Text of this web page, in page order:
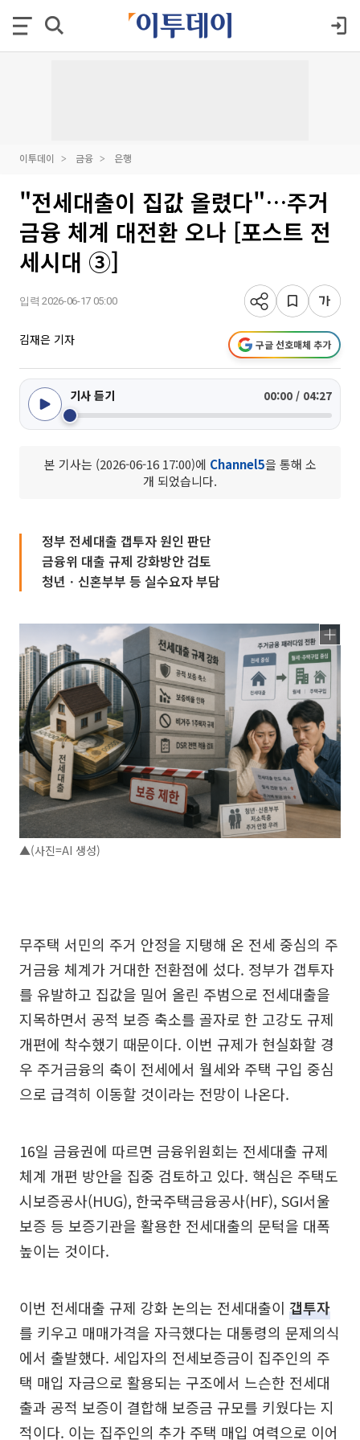
이투데이 금융 은행
"전세대출이 집값 올렸다"…주거
금융 체계 대전환 오나 [포스트 전
세시대 ③]
입력 2026-06-17 05:00
김재은 기자 구글 선호매체 추가
기사 듣기 00:00 / 04:27
본 기사는 (2026-06-16 17:00)에 Channel5을 통해 소
개 되었습니다.
정부 전세대출 갭투자 원인 판단
금융위 대출 규제 강화방안 검토
청년ㆍ신혼부부 등 실수요자 부담
▲(사진=AI 생성)
무주택 서민의 주거 안정을 지탱해 온 전세 중심의 주
거금융 체계가 거대한 전환점에 섰다. 정부가 갭투자
를 유발하고 집값을 밀어 올린 주범으로 전세대출을
지목하면서 공적 보증 축소를 골자로 한 고강도 규제
개편에 착수했기 때문이다. 이번 규제가 현실화할 경
우 주거금융의 축이 전세에서 월세와 주택 구입 중심
으로 급격히 이동할 것이라는 전망이 나온다.
16일 금융권에 따르면 금융위원회는 전세대출 규제
체계 개편 방안을 집중 검토하고 있다. 핵심은 주택도
시보증공사(HUG), 한국주택금융공사(HF), SGI서울
보증 등 보증기관을 활용한 전세대출의 문턱을 대폭
높이는 것이다.
이번 전세대출 규제 강화 논의는 전세대출이 갭투자
를 키우고 매매가격을 자극했다는 대통령의 문제의식
에서 출발했다. 세입자의 전세보증금이 집주인의 주
택 매입 자금으로 활용되는 구조에서 느슨한 전세대
출과 공적 보증이 결합해 보증금 규모를 키웠다는 지
적이다. 이는 집주인의 추가 주택 매입 여력으로 이어